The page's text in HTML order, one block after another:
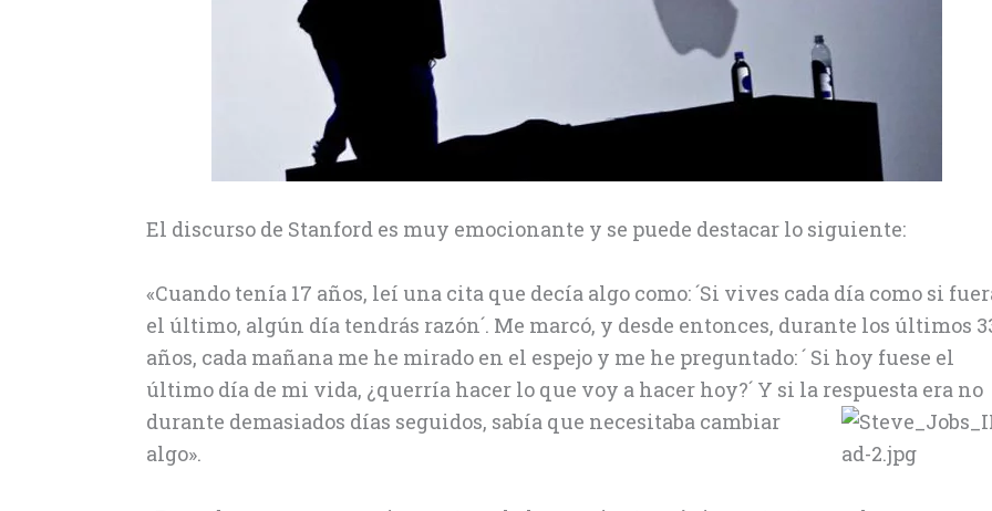
El discurso de Stanford es muy emocionante y se puede destacar lo siguiente:
«Cuando tenía 17 años, leí una cita que decía algo como: ´Si vives cada día como si
el último, algún día tendrás razón´. Me marcó, y desde entonces, durante los últimos
años, cada mañana me he mirado en el espejo y me he preguntado: ´ Si hoy fuese el
último día de mi vida, ¿querría hacer lo que voy a hacer hoy?´ Y si la respuesta era no
durante demasiados días seguidos, sabía que necesitaba cambiar
algo».